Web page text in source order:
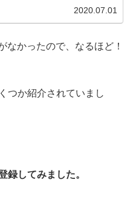
2020.07.01
なかったので、なるほど！
つか紹介されていまし
してみました。